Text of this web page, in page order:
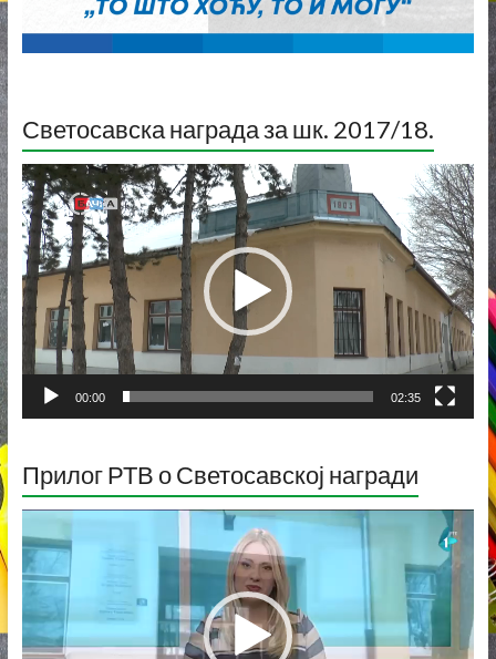
Светосавска награда за шк. 2017/18.
Прегледач
видео
записа
00:00 02:35
Прилог РТВ о Светосавској награди
Прегледач
видео
записа